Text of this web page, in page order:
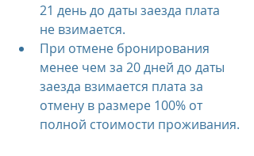
21 день до даты заезда плата
не взимается.
При отмене бронирования
менее чем за 20 дней до даты
заезда взимается плата за
отмену в размере 100% от
полной стоимости проживания.